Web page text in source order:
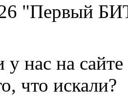
"Первый
нас на сайте
что искали?